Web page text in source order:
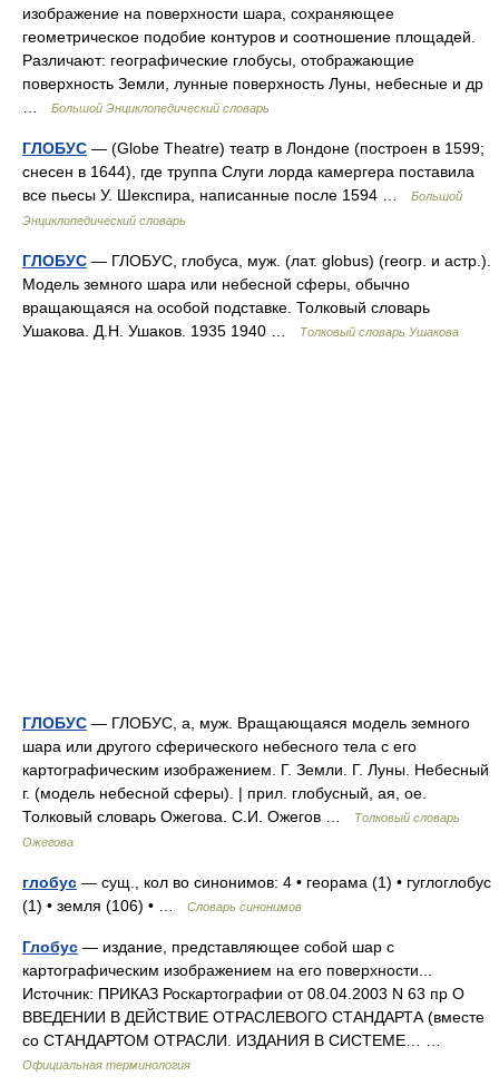
изображение на поверхности шара, сохраняющее
геометрическое подобие контуров и соотношение площадей.
Различают: географические глобусы, отображающие
поверхность Земли, лунные поверхность Луны, небесные и др
Большой Энциклопедический словарь
ГЛОБУС — (Globe Theatre) театр в Лондоне (построен в 1599;
снесен в 1644), где труппа Слуги лорда камергера поставила
все пьесы У. Шекспира, написанные после 1594 …
Большой
Энциклопедический словарь
ГЛОБУС — ГЛОБУС, глобуса, муж. (лат. globus) (геогр. и астр.).
Модель земного шара или небесной сферы, обычно
вращающаяся на особой подставке. Толковый словарь
Ушакова. Д.Н. Ушаков. 1935 1940 …
Толковый словарь Ушакова
ГЛОБУС — ГЛОБУС, а, муж. Вращающаяся модель земного
шара или другого сферического небесного тела с его
картографическим изображением. Г. Земли. Г. Луны. Небесный
г. (модель небесной сферы). | прил. глобусный, ая, ое.
Толковый словарь Ожегова. С.И. Ожегов …
Толковый словарь
Ожегова
глобус — сущ., кол во синонимов: 4 • георама (1) • гуглоглобус
(1) • земля (106) • …
Словарь синонимов
Глобус — издание, представляющее собой шар с
картографическим изображением на его поверхности...
Источник: ПРИКАЗ Роскартографии от 08.04.2003 N 63 пр О
ВВЕДЕНИИ В ДЕЙСТВИЕ ОТРАСЛЕВОГО СТАНДАРТА (вместе
со СТАНДАРТОМ ОТРАСЛИ. ИЗДАНИЯ В СИСТЕМЕ… …
Официальная терминология